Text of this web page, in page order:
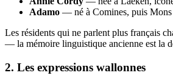
Adamo — né à Comines, puis Mons
Les résidents qui ne parlent plus français
— la mémoire linguistique ancienne est la
2. Les expressions wallonnes